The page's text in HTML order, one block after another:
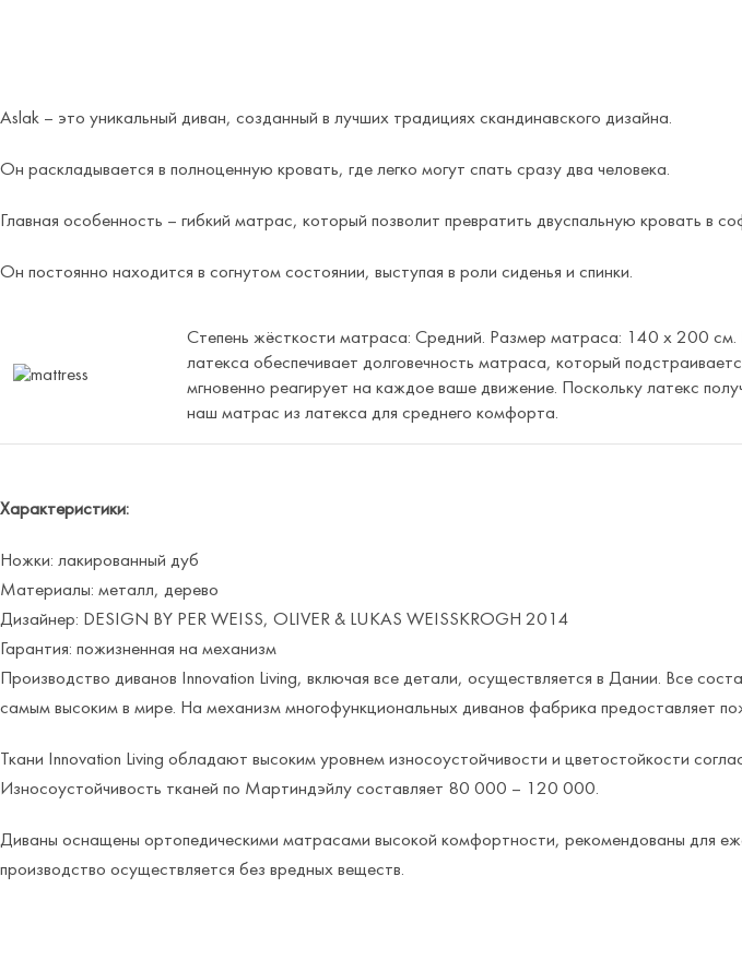
Aslak – это уникальный диван, созданный в лучших традициях скандинавского дизайна.
Он раскладывается в полноценную кровать, где легко могут спать сразу два человека.
Главная особенность – гибкий матрас, который позволит превратить двуспальную кровать в
Он постоянно находится в согнутом состоянии, выступая в роли сиденья и спинки.
Степень жёсткости матраса: Средний. Размер матраса: 140 x 200 см.
латекса обеспечивает долговечность матраса, который
мгновенно реагирует на каждое ваше движение. Поскольку латекс
наш матрас из латекса для среднего комфорта.
Характеристики:
Ножки: лакированный дуб
Материалы: металл, дерево
Дизайнер: DESIGN BY PER WEISS, OLIVER & LUKAS WEISSKROGH 2014
Гарантия: пожизненная на механизм
Производство диванов Innovation Living, включая все детали, осуществляется в Дании. Все
самым высоким в мире. На механизм многофункциональных диванов фабрика предоставляет
Ткани Innovation Living обладают высоким уровнем износоустойчивости и цветостойкости
Износоустойчивость тканей по Мартиндэйлу составляет 80 000 – 120 000.
Диваны оснащены ортопедическими матрасами высокой комфортности, рекомендованы для
производство осуществляется без вредных веществ.